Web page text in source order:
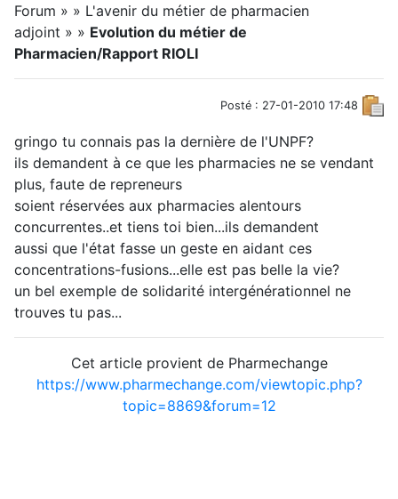
Forum » » L'avenir du métier de pharmacien
adjoint » » Evolution du métier de
Pharmacien/Rapport RIOLI
Posté : 27-01-2010 17:48
gringo tu connais pas la dernière de l'UNPF?
ils demandent à ce que les pharmacies ne se vendant
plus, faute de repreneurs
soient réservées aux pharmacies alentours
concurrentes..et tiens toi bien...ils demandent
aussi que l'état fasse un geste en aidant ces
concentrations-fusions...elle est pas belle la vie?
un bel exemple de solidarité intergénérationnel ne
trouves tu pas...
Cet article provient de Pharmechange
https://www.pharmechange.com/viewtopic.php?
topic=8869&forum=12